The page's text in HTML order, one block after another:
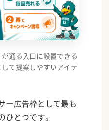
通る入口に設置できる
て提案しやすいアイテ
ー広告枠として最も
とつです。